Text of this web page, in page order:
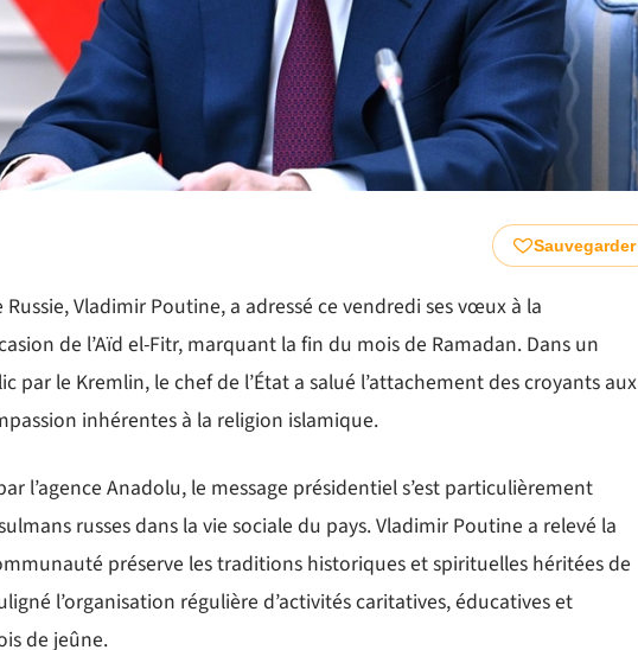
Sauvegarder
Vladimir Poutine, a adressé ce vendredi ses vœux à la
de l’Aïd el-Fitr, marquant la fin du mois de Ramadan. Dans un
le Kremlin, le chef de l’État a salué l’attachement des croyants aux
inhérentes à la religion islamique.
l’agence Anadolu, le message présidentiel s’est particulièrement
russes dans la vie sociale du pays. Vladimir Poutine a relevé la
préserve les traditions historiques et spirituelles héritées de
l’organisation régulière d’activités caritatives, éducatives et
de jeûne.